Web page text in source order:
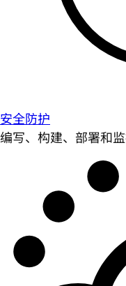
安全防护
编写、构建、部署和